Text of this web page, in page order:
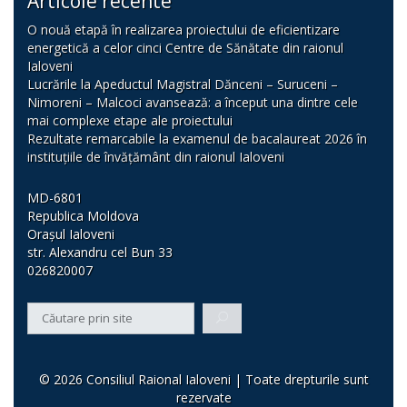
O nouă etapă în realizarea proiectului de eficientizare
energetică a celor cinci Centre de Sănătate din raionul
Ialoveni
Lucrările la Apeductul Magistral Dănceni – Suruceni –
Nimoreni – Malcoci avansează: a început una dintre cele
mai complexe etape ale proiectului
Rezultate remarcabile la examenul de bacalaureat 2026 în
instituțiile de învățământ din raionul Ialoveni
MD-6801
Republica Moldova
Orașul Ialoveni
str. Alexandru cel Bun 33
026820007
© 2026 Consiliul Raional Ialoveni | Toate drepturile sunt
rezervate